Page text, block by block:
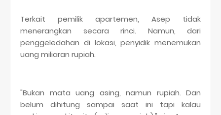
Terkait pemilik apartemen, Asep tidak
menerangkan secara rinci. Namun, dari
penggeledahan di lokasi, penyidik menemukan
uang miliaran rupiah.
"Bukan mata uang asing, namun rupiah. Dan
belum dihitung sampai saat ini tapi kalau